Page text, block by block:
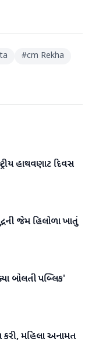
#cm Rekha
હાથવણાટ દિવસ
જેમ હિલોળા ખાતું
બોલતી પબ્લિક'
મહિલા અનામત